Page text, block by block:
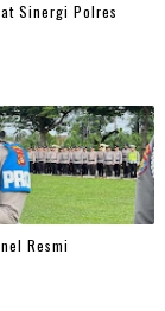
Sinergi Polres
Resmi